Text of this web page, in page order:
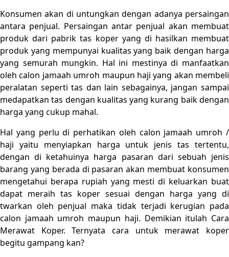
Konsumen akan di untungkan dengan adanya persaingan
antara penjual. Persaingan antar penjual akan membuat
produk dari pabrik tas koper yang di hasilkan membuat
produk yang mempunyai kualitas yang baik dengan harga
yang semurah mungkin. Hal ini mestinya di manfaatkan
oleh calon jamaah umroh maupun haji yang akan membeli
peralatan seperti tas dan lain sebagainya, jangan sampai
medapatkan tas dengan kualitas yang kurang baik dengan
harga yang cukup mahal.
Hal yang perlu di perhatikan oleh calon jamaah umroh /
haji yaitu menyiapkan harga untuk jenis tas tertentu,
dengan di ketahuinya harga pasaran dari sebuah jenis
barang yang berada di pasaran akan membuat konsumen
mengetahui berapa rupiah yang mesti di keluarkan buat
dapat meraih tas koper sesuai dengan harga yang di
twarkan oleh penjual maka tidak terjadi kerugian pada
calon jamaah umroh maupun haji. Demikian itulah Cara
Merawat Koper. Ternyata cara untuk merawat koper
begitu gampang kan?